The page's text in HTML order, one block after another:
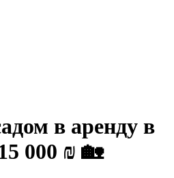
в аренду в
000 ₪ 🏡